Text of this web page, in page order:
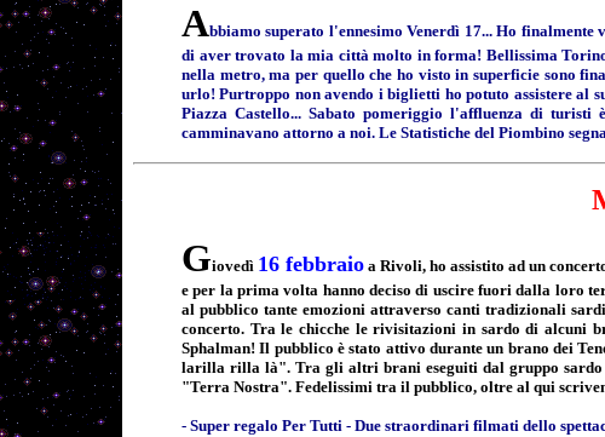
Abbiamo superato l'ennesimo Venerdì 17... Ho
di aver trovato la mia città molto in forma! Bellissima
nella metro, ma per quello che ho visto in superficie sono
urlo! Purtroppo non avendo i biglietti ho potuto assistere al
Piazza Castello... Sabato pomeriggio l'affluenza di
camminavano attorno a noi. Le Statistiche del Piombino
Giovedì 16 febbraio a Rivoli, ho assistito ad un
e per la prima volta hanno deciso di uscire fuori dalla loro
al pubblico tante emozioni attraverso canti tradizionali
concerto. Tra le chicche le rivisitazioni in sardo di
Sphalman! Il pubblico è stato attivo durante un brano dei
larilla rilla là". Tra gli altri brani eseguiti dal gruppo sardo
"Terra Nostra". Fedelissimi tra il pubblico, oltre al qui
- Super regalo Per Tutti - Due straordinari filmati dello